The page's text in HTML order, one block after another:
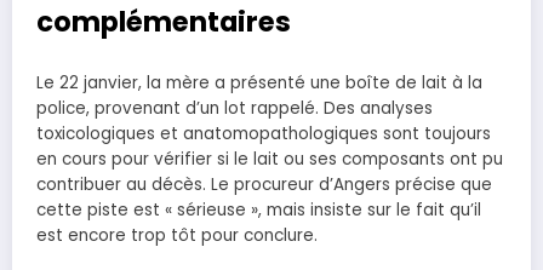
complémentaires
Le 22 janvier, la mère a présenté une boîte de lait à la
police, provenant d’un lot rappelé. Des analyses
toxicologiques et anatomopathologiques sont toujours
en cours pour vérifier si le lait ou ses composants ont pu
contribuer au décès. Le procureur d’Angers précise que
cette piste est « sérieuse », mais insiste sur le fait qu’il
est encore trop tôt pour conclure.